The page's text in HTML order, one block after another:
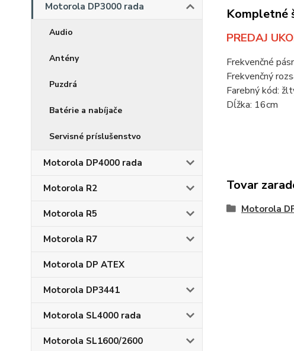
Motorola DP3000 rada
Audio
Antény
Puzdrá
Batérie a nabíjače
Servisné príslušenstvo
Motorola DP4000 rada
Motorola R2
Motorola R5
Motorola R7
Motorola DP ATEX
Motorola DP3441
Motorola SL4000 rada
Motorola SL1600/2600
Kompletné
PREDAJ
Frekvenčné
Frekvenčný
Farebný kód:
Dĺžka: 16cm
Tovar
Motorola